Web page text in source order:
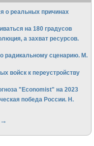
о реальных причинах
на 180 градусов
а захват ресурсов.
радикальному сценарию. М.
войск к переустройству
"Economist" на 2023
победа России. Н.
→